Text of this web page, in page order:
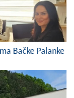
Bačke Palanke